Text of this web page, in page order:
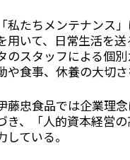
「私たちメンテナンス
用いて、日常生活を
のスタッフによる個
や食事、休養の大切
藤忠食品では企業理
き、「人的資本経営
している。